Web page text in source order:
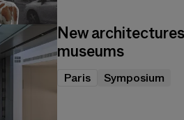
New
museums
Paris Symposium